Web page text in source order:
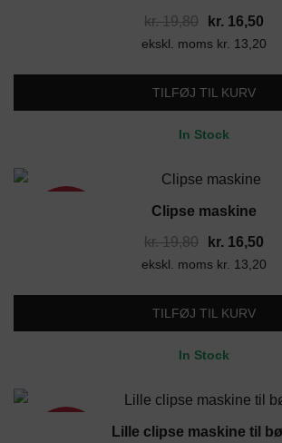
kr.19,80
Den
oprindelige
var:
kr. 19,80.
kr. 16,50
kr.
ekskl. moms kr. 13,20
TILFØJ TIL KURV
In Stock
Clipse maskine
kr.19,80
Den
oprindelige
var:
kr. 19,80.
kr. 16,50
kr.
ekskl. moms kr. 13,20
TILFØJ TIL KURV
In Stock
Lille clipse maskine til